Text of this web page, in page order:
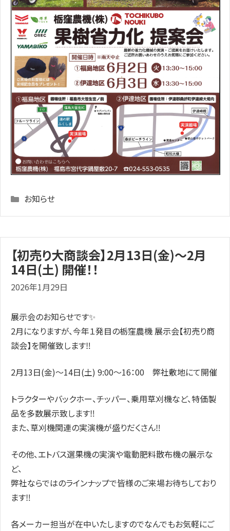
Categories
お知らせ
【初売り大商談会】2月13日(金)～2月
14日(土) 開催！！
2026年1月29日
展示会のお知らせです✨
2月になりますが、今年１発目の栃窪農機 展示会【初売り商
談会】を開催致します‼
2月13日(金)〜14日(土) 9:00～16：00 弊社敷地にて開催
トラクターやバックホー、チッパー、乗用草刈機など、特価製
品を多数展示致します‼
また、草刈機関連の実演機が盛りだくさん‼
その他、エトバス選果機の実演や電動肥料散布機の展示な
ど、
弊社ならではのラインナップで皆様のご来場お待ちしており
ます‼
各メーカー担当が在中いたしますのでなんでもお気軽にご